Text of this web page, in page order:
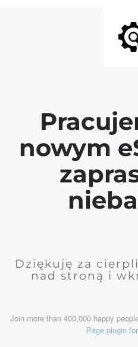
nowym
Dziękuję za
nad stroną i
Join more than 400,000 happy
Page plugin